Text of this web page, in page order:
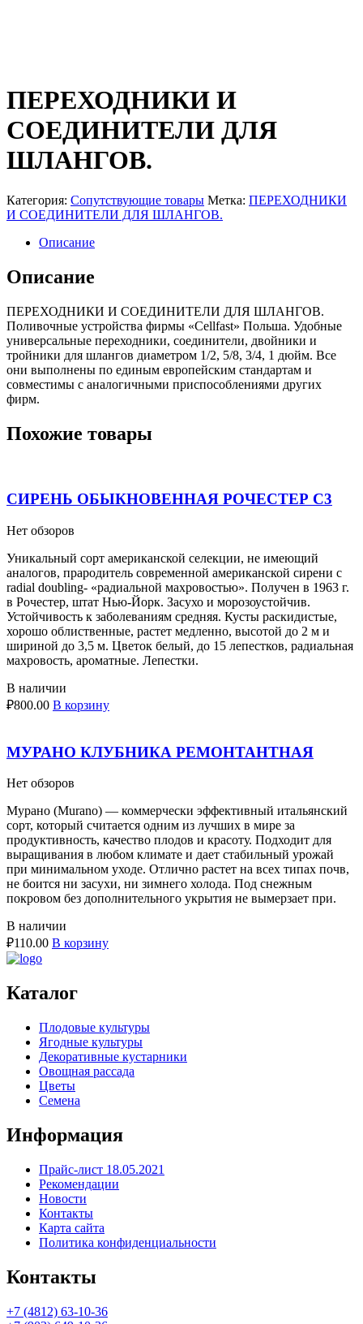
ПЕРЕХОДНИКИ И
СОЕДИНИТЕЛИ ДЛЯ
ШЛАНГОВ.
Категория: Сопутствующие товары Метка: ПЕРЕХОДНИКИ
И СОЕДИНИТЕЛИ ДЛЯ ШЛАНГОВ.
Описание
Описание
ПЕРЕХОДНИКИ И СОЕДИНИТЕЛИ ДЛЯ ШЛАНГОВ.
Поливочные устройства фирмы «Cellfast» Польша. Удобные
универсальные переходники, соединители, двойники и
тройники для шлангов диаметром 1/2, 5/8, 3/4, 1 дюйм. Все
они выполнены по единым европейским стандартам и
совместимы с аналогичными приспособлениями других
фирм.
Похожие товары
СИРЕНЬ ОБЫКНОВЕННАЯ РОЧЕСТЕР С3
Нет обзоров
Уникальный сорт американской селекции, не имеющий
аналогов, прародитель современной американской сирени с
radial doubling- «радиальной махровостью». Получен в 1963 г.
в Рочестер, штат Нью-Йорк. Засухо и морозоустойчив.
Устойчивость к заболеваниям средняя. Кусты раскидистые,
хорошо облиственные, растет медленно, высотой до 2 м и
шириной до 3,5 м. Цветок белый, до 15 лепестков, радиальная
махровость, ароматные. Лепестки.
В наличии
₽800.00 В корзину
МУРАНО КЛУБНИКА РЕМОНТАНТНАЯ
Нет обзоров
Мурано (Murano) — коммерчески эффективный итальянский
сорт, который считается одним из лучших в мире за
продуктивность, качество плодов и красоту. Подходит для
выращивания в любом климате и дает стабильный урожай
при минимальном уходе. Отлично растет на всех типах почв,
не боится ни засухи, ни зимнего холода. Под снежным
покровом без дополнительного укрытия не вымерзает при.
В наличии
₽110.00 В корзину
Каталог
Плодовые культуры
Ягодные культуры
Декоративные кустарники
Овощная рассада
Цветы
Семена
Информация
Прайс-лист 18.05.2021
Рекомендации
Новости
Контакты
Карта сайта
Политика конфиденциальности
Контакты
+7 (4812) 63-10-36